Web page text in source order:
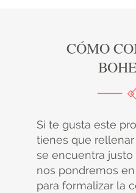
CÓMO
Si te gusta este
tienes que
se encuentra justo
nos pondremos
para formalizar la